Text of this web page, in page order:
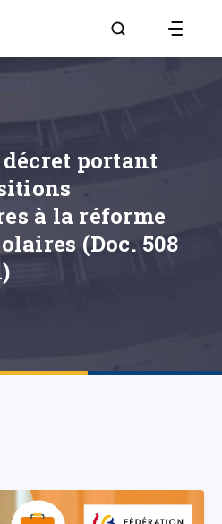
Aller à la page
portant
à la réforme
(Doc. 508